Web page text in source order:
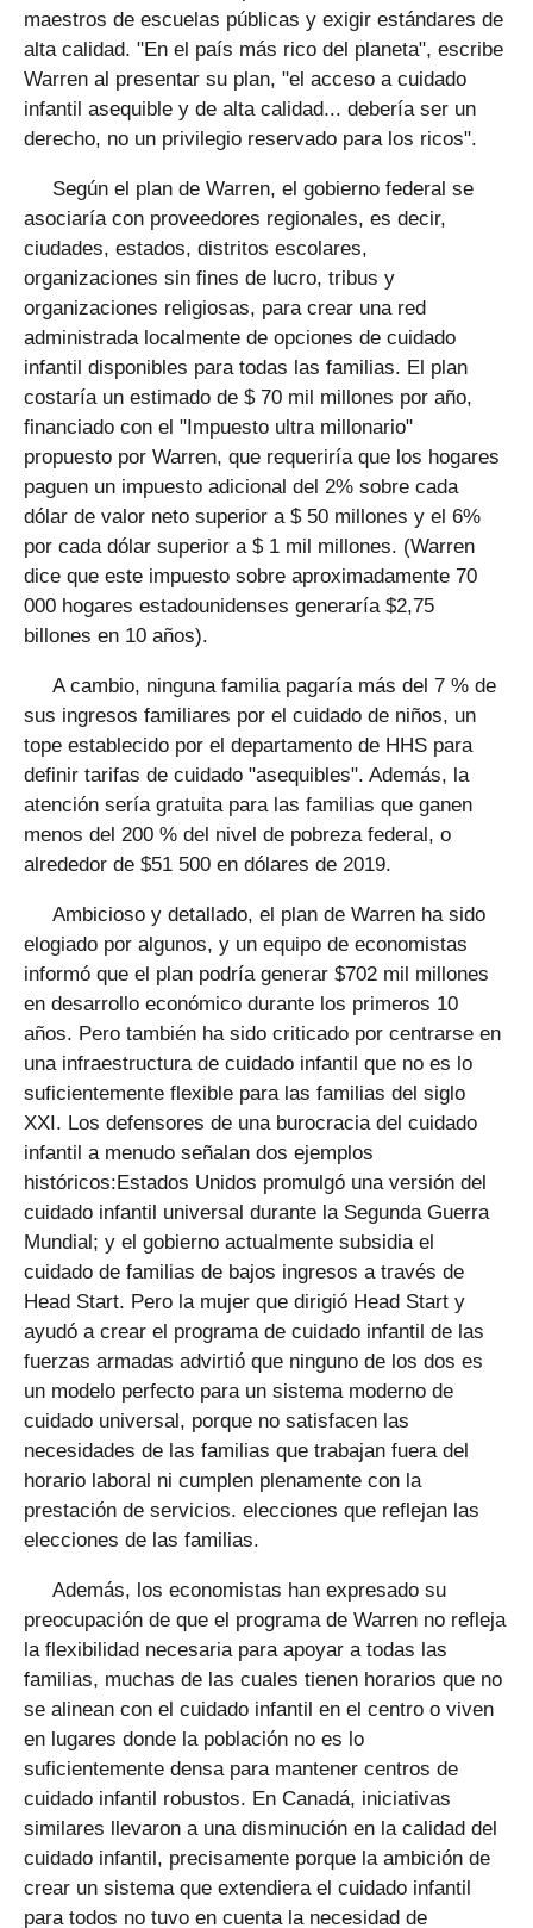
maestros de escuelas públicas y exigir estándares de
alta calidad. "En el país más rico del planeta", escribe
Warren al presentar su plan, "el acceso a cuidado
infantil asequible y de alta calidad... debería ser un
derecho, no un privilegio reservado para los ricos".
Según el plan de Warren, el gobierno federal se
asociaría con proveedores regionales, es decir,
ciudades, estados, distritos escolares,
organizaciones sin fines de lucro, tribus y
organizaciones religiosas, para crear una red
administrada localmente de opciones de cuidado
infantil disponibles para todas las familias. El plan
costaría un estimado de $ 70 mil millones por año,
financiado con el "Impuesto ultra millonario"
propuesto por Warren, que requeriría que los hogares
paguen un impuesto adicional del 2% sobre cada
dólar de valor neto superior a $ 50 millones y el 6%
por cada dólar superior a $ 1 mil millones. (Warren
dice que este impuesto sobre aproximadamente 70
000 hogares estadounidenses generaría $2,75
billones en 10 años).
A cambio, ninguna familia pagaría más del 7 % de
sus ingresos familiares por el cuidado de niños, un
tope establecido por el departamento de HHS para
definir tarifas de cuidado "asequibles". Además, la
atención sería gratuita para las familias que ganen
menos del 200 % del nivel de pobreza federal, o
alrededor de $51 500 en dólares de 2019.
Ambicioso y detallado, el plan de Warren ha sido
elogiado por algunos, y un equipo de economistas
informó que el plan podría generar $702 mil millones
en desarrollo económico durante los primeros 10
años. Pero también ha sido criticado por centrarse en
una infraestructura de cuidado infantil que no es lo
suficientemente flexible para las familias del siglo
XXI. Los defensores de una burocracia del cuidado
infantil a menudo señalan dos ejemplos
históricos:Estados Unidos promulgó una versión del
cuidado infantil universal durante la Segunda Guerra
Mundial; y el gobierno actualmente subsidia el
cuidado de familias de bajos ingresos a través de
Head Start. Pero la mujer que dirigió Head Start y
ayudó a crear el programa de cuidado infantil de las
fuerzas armadas advirtió que ninguno de los dos es
un modelo perfecto para un sistema moderno de
cuidado universal, porque no satisfacen las
necesidades de las familias que trabajan fuera del
horario laboral ni cumplen plenamente con la
prestación de servicios. elecciones que reflejan las
elecciones de las familias.
Además, los economistas han expresado su
preocupación de que el programa de Warren no refleja
la flexibilidad necesaria para apoyar a todas las
familias, muchas de las cuales tienen horarios que no
se alinean con el cuidado infantil en el centro o viven
en lugares donde la población no es lo
suficientemente densa para mantener centros de
cuidado infantil robustos. En Canadá, iniciativas
similares llevaron a una disminución en la calidad del
cuidado infantil, precisamente porque la ambición de
crear un sistema que extendiera el cuidado infantil
para todos no tuvo en cuenta la necesidad de